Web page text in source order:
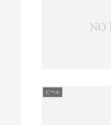
ビール